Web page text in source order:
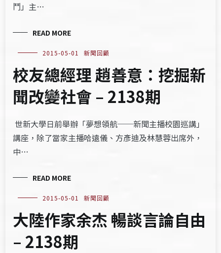
鬥」主…
READ MORE
2015-05-01 新聞回顧
校友總經理 趙善意：挖掘新
聞改變社會 – 2138期
世新大學日前舉辦「夢想領航──新聞主播校園巡講」
講座，除了當家主播哈遠儀、方彥迪及林慧蓉出席外，
中…
READ MORE
2015-05-01 新聞回顧
大陸作家余杰 暢談言論自由
– 2138期